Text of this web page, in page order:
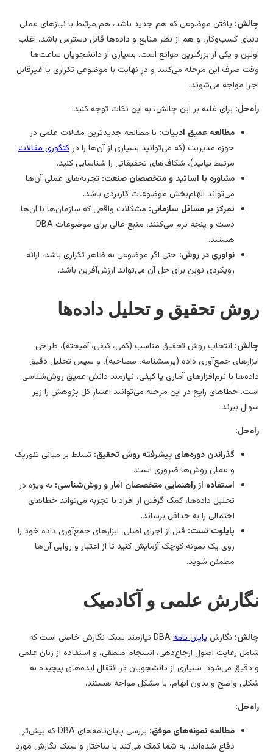
یافتن موضوعی که هم جدید باشد، هم مرتبط با نیازهای عملی
کسب‌وکار، و هم از نظر منابع و داده‌ها قابل دسترس باشد، اغلب
و یکی از بزرگترین موانع است. بسیاری از دانشجویان ساعت‌ها
صرف این مرحله می‌کنند و در نهایت با موضوعی تکراری یا غیرقابل
مواجه می‌شوند.
برای غلبه بر این چالش، به این نکات توجه کنید:
مطالعه عمیق ادبیات:با مطالعه جدیدترین مقالات علمی در
حوزه مدیریت (که می‌توانید بسیاری از آن‌ها را درکتگوری مقالات
مرتبط بیابید)، شکاف‌های تحقیقاتی را شناسایی کنید.
مشاوره با اساتید و متخصصان صنعت:تجربه‌های عملی آن‌ها
می‌تواند الهام‌بخش موضوعات کاربردی باشد.
تمرکز بر مسائل سازمانی:مشکلات واقعی که سازمان‌ها با آن‌ها
دست و پنجه نرم می‌کنند، منبع عالی برای موضوعات DBA
هستند.
نوآوری در روش:حتی اگر موضوعی به ظاهر تکراری باشد، ارائه
رویکردی نوین برای حل آن می‌تواند ارزش‌آفرین باشد.
تحقیق و تحلیل داده‌ها
انتخاب روش تحقیق مناسب (کمی، کیفی، آمیخته)، طراحی
جمع‌آوری داده (پرسشنامه، مصاحبه)، و سپس تحلیل دقیق
با نرم‌افزارهای آماری یا کیفی، نیازمند دانش عمیق روش‌شناسی
خطاهای رایج در این مرحله می‌توانند اعتبار کل پژوهش را زیر
ببرند.
گذراندن دوره‌های پیشرفته روش تحقیق:تسلط بر مبانی تئوریک
و عملی روش‌ها ضروری است.
استفاده از راهنمایی متخصصان آمار و روش‌شناسی:به ویژه در
تحلیل داده‌ها، کمک گرفتن از افراد با تجربه می‌تواند خطاهای
احتمالی را به حداقل برساند.
پایلوت تست:قبل از اجرای اصلی، ابزارهای جمع‌آوری داده خود را
روی یک نمونه کوچک آزمایش کنید تا از اعتبار و روایی آن‌ها
مطمئن شوید.
علمی و آکادمیک
نگارشپایان نامه
DBA نیازمند سبک نگارش خاصی است که
رعایت اصول ارجاع‌دهی، انسجام منطقی، و استفاده از زبان علمی
می‌شود. بسیاری از دانشجویان در انتقال ایده‌های پیچیده به
واضح و بدون ابهام، با مشکل مواجه هستند.
مطالعه نمونه‌های موفق:
بررسی پایان‌نامه‌های DBA که پیش‌تر
دفاع شده‌اند، به شما کمک می‌کند با ساختار و سبک نگارش مورد